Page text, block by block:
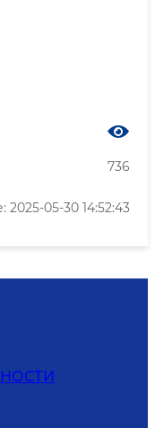
736
05-30 14:52:43